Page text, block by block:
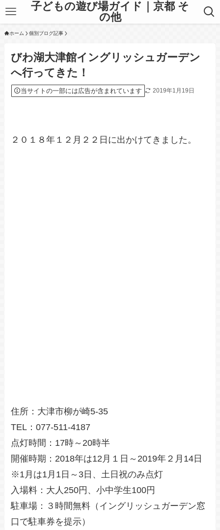
子どもの遊び場ガイド｜京都 そ
の他
ホーム 個別ブログ記事
びわ湖大津館イングリッシュガーデン
へ行ってきた！
当サイトの一部には広告が含まれています 2019年1月19日
２０１８年１２月２２日に出かけてきました。
住所：大津市柳が崎5-35
TEL：077-511-4187
点灯時間：17時～20時半
開催時期：2018年は12月１日～2019年２月14日
※1月は1月1日～3日、土日祝のみ点灯
入場料：大人250円、小中学生100円
駐車場：３時間無料（イングリッシュガーデン窓
口で駐車券を提示）